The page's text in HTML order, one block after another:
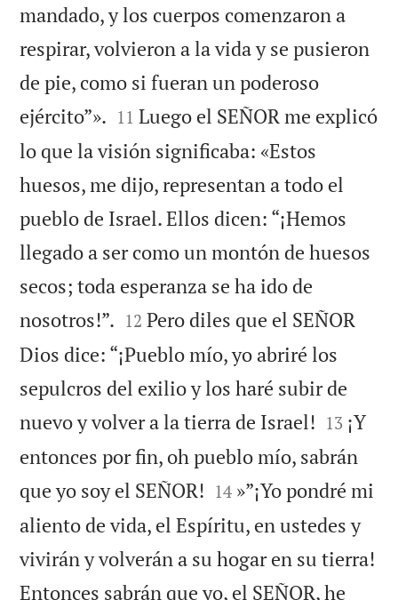
mandado, y los cuerpos comenzaron a
respirar, volvieron a la vida y se pusieron
de pie, como si fueran un poderoso
ejército”». 

11 Luego el SEÑOR me explicó
lo que la visión significaba: «Estos
huesos, me dijo, representan a todo el
pueblo de Israel. Ellos dicen: “¡Hemos
llegado a ser como un montón de huesos
secos; toda esperanza se ha ido de
nosotros!”. 

12 Pero diles que el SEÑOR
Dios dice: “¡Pueblo mío, yo abriré los
sepulcros del exilio y los haré subir de
nuevo y volver a la tierra de Israel! 

13 ¡Y
entonces por fin, oh pueblo mío, sabrán
que yo soy el SEÑOR! 

14 »”¡Yo pondré mi
aliento de vida, el Espíritu, en ustedes y
vivirán y volverán a su hogar en su tierra!
Entonces sabrán que yo, el SEÑOR, he